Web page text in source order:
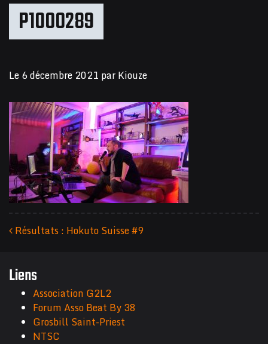
P1000289
Le6 décembre 2021 parKiouze
Résultats : Hokuto Suisse #9
Liens
Association G2L2
Forum Asso Beat By 38
Grosbill Saint-Priest
NTSC